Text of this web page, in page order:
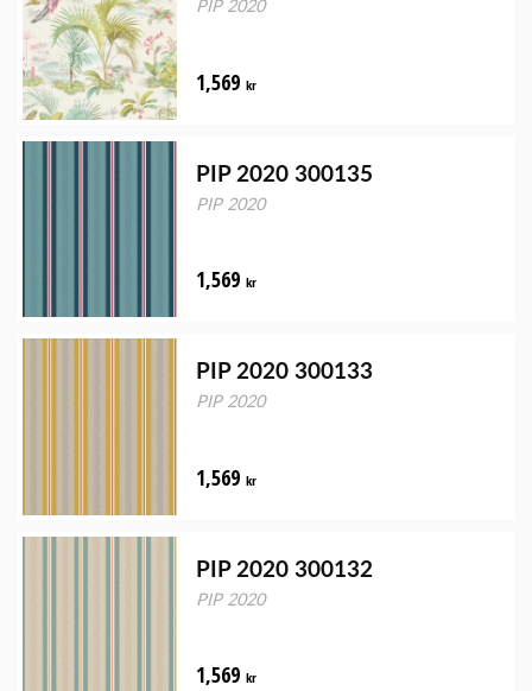
PIP 2020
1,569 kr
PIP 2020 300135
PIP 2020
1,569 kr
PIP 2020 300133
PIP 2020
1,569 kr
PIP 2020 300132
PIP 2020
1,569 kr